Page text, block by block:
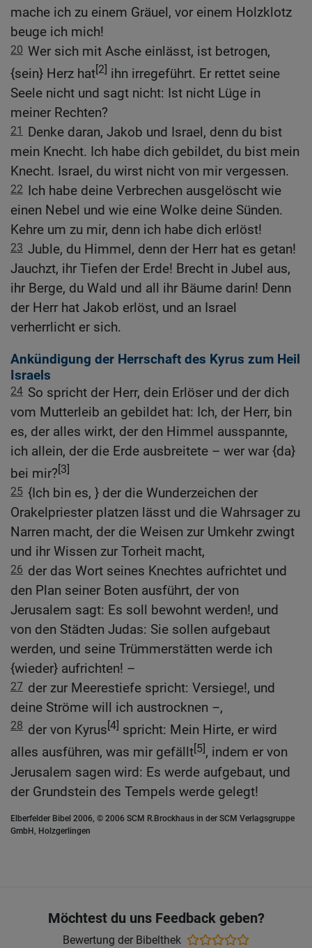
mache ich zu einem Gräuel, vor einem Holzklotz
beuge ich mich!
20 Wer sich mit Asche einlässt, ist betrogen,
{sein} Herz hat[2] ihn irregeführt. Er rettet seine
Seele nicht und sagt nicht: Ist nicht Lüge in
meiner Rechten?
21
Denke daran, Jakob und Israel, denn du bist
mein Knecht. Ich habe dich gebildet, du bist mein
Knecht. Israel, du wirst nicht von mir vergessen.
22 Ich habe deine Verbrechen ausgelöscht wie
einen Nebel und wie eine Wolke deine Sünden.
Kehre um zu mir, denn ich habe dich erlöst!
23 Juble, du Himmel, denn der Herr hat es getan!
Jauchzt, ihr Tiefen der Erde! Brecht in Jubel aus,
ihr Berge, du Wald und all ihr Bäume darin! Denn
der Herr hat Jakob erlöst, und an Israel
verherrlicht er sich.
Ankündigung der Herrschaft des Kyrus zum Heil
Israels
24 So spricht der Herr, dein Erlöser und der dich
vom Mutterleib an gebildet hat: Ich, der Herr, bin
es, der alles wirkt, der den Himmel ausspannte,
ich allein, der die Erde ausbreitete – wer war {da}
bei mir?[3]
25 {Ich bin es, } der die Wunderzeichen der
Orakelpriester platzen lässt und die Wahrsager zu
Narren macht, der die Weisen zur Umkehr zwingt
und ihr Wissen zur Torheit macht,
26 der das Wort seines Knechtes aufrichtet und
den Plan seiner Boten ausführt, der von
Jerusalem sagt: Es soll bewohnt werden!, und
von den Städten Judas: Sie sollen aufgebaut
werden, und seine Trümmerstätten werde ich
{wieder} aufrichten! –
27 der zur Meerestiefe spricht: Versiege!, und
deine Ströme will ich austrocknen –,
28 der von Kyrus[4] spricht: Mein Hirte, er wird
alles ausführen, was mir gefällt[5], indem er von
Jerusalem sagen wird: Es werde aufgebaut, und
der Grundstein des Tempels werde gelegt!
Elberfelder Bibel 2006, © 2006 SCM R.Brockhaus in der SCM Verlagsgruppe
GmbH, Holzgerlingen
Möchtest du uns Feedback geben?
Bewertung der Bibelthek